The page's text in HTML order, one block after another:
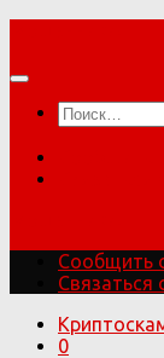
содержимому
Найти:
Сообщить
Связаться
0